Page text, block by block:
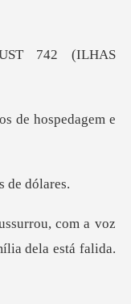
742
de hospedagem e
, com a voz